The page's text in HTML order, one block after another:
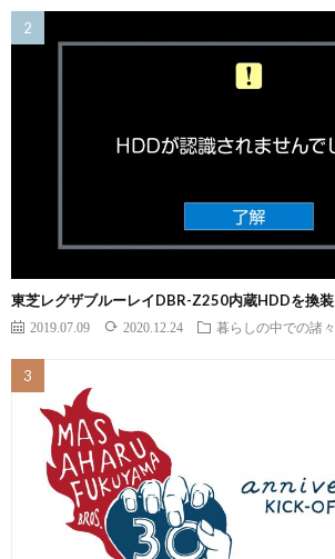
東芝レグザブルーレイDBR-Z250内蔵HDDを換装
2019.07.09 2020.12.24 暮らしの中での諸々